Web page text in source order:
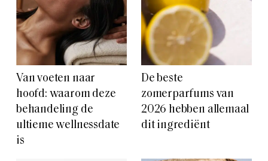
Van voeten naar
hoofd: waarom deze
behandeling de
ultieme wellnessdate
is
De beste
zomerparfums van
2026 hebben allemaal
dit ingrediënt